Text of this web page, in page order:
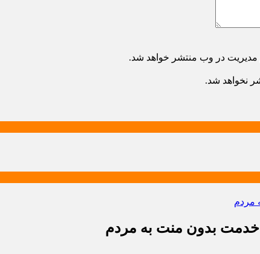
مدیریت در وب منتشر خواهد شد.
نخواهد شد.
خدمت بدون منت به مردم